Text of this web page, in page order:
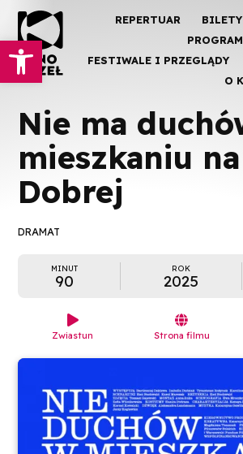
Otwórz pasek
REPERTUAR BILETY
FESTIWALE I PRZEGLĄDY
O
Nie ma
mieszkaniu na
Dobrej
DRAMAT
MINUT
90
ROK
2025

Zwiastun

Strona filmu